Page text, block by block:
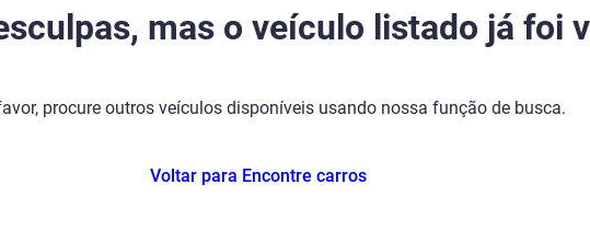
mas o veículo listado já foi
procure outros veículos disponíveis usando nossa função de busca.
Voltar para Encontre carros